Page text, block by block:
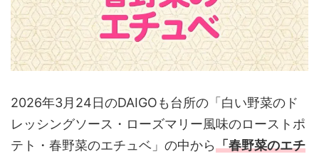
2026年3月24日のDAIGOも台所の「白い野菜のド
レッシングソース・ローズマリー風味のローストポ
テト・春野菜のエチュベ」の中から「春野菜のエチ